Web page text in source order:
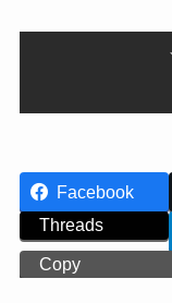
Facebook
Threads
Copy